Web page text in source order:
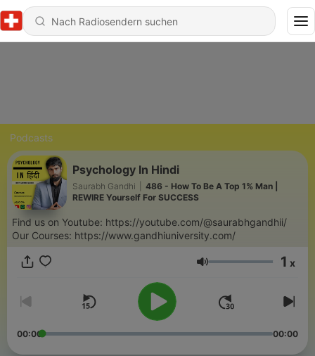
Podcasts
Psychology In Hindi
Saurabh Gandhi
486 - How To Be A Top 1% Man |
REWIRE Yourself For SUCCESS
Find us on Youtube: https://youtube.com/@saurabhgandhii/
Our Courses: https://www.gandhiuniversity.com/
Lautstärke 1 x
00:00 00:00